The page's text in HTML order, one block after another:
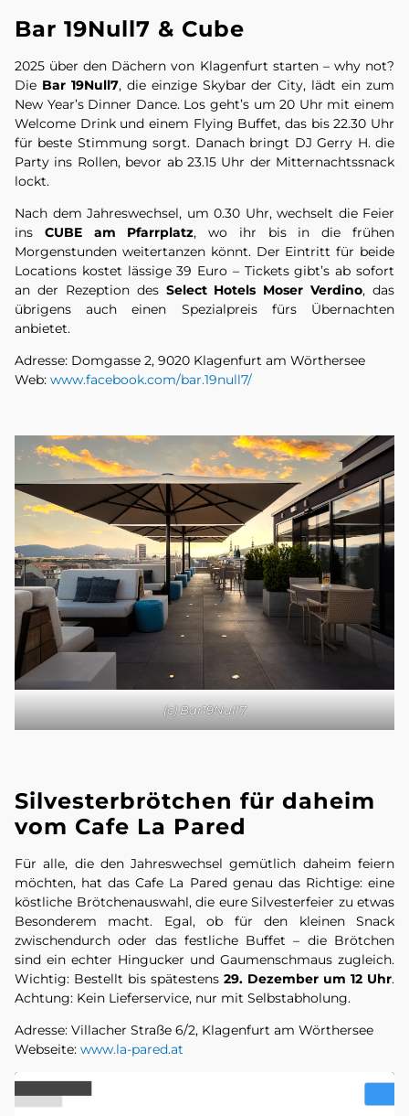
Bar 19Null7 & Cube
2025 über den Dächern von Klagenfurt starten – why not?
Die Bar 19Null7, die einzige Skybar der City, lädt ein zum
New Year’s Dinner Dance. Los geht’s um 20 Uhr mit einem
Welcome Drink und einem Flying Buffet, das bis 22.30 Uhr
für beste Stimmung sorgt. Danach bringt DJ Gerry H. die
Party ins Rollen, bevor ab 23.15 Uhr der Mitternachtssnack
lockt.
Nach dem Jahreswechsel, um 0.30 Uhr, wechselt die Feier
ins CUBE am Pfarrplatz, wo ihr bis in die frühen
Morgenstunden weitertanzen könnt. Der Eintritt für beide
Locations kostet lässige 39 Euro – Tickets gibt’s ab sofort
an der Rezeption des Select Hotels Moser Verdino, das
übrigens auch einen Spezialpreis fürs Übernachten
anbietet.
Adresse: Domgasse 2, 9020 Klagenfurt am Wörthersee
Web: www.facebook.com/bar.19null7/
(c) Bar19Null7
Silvesterbrötchen für daheim
vom Cafe La Pared
Für alle, die den Jahreswechsel gemütlich daheim feiern
möchten, hat das Cafe La Pared genau das Richtige: eine
köstliche Brötchenauswahl, die eure Silvesterfeier zu etwas
Besonderem macht. Egal, ob für den kleinen Snack
zwischendurch oder das festliche Buffet – die Brötchen
sind ein echter Hingucker und Gaumenschmaus zugleich.
Wichtig: Bestellt bis spätestens 29. Dezember um 12 Uhr.
Achtung: Kein Lieferservice, nur mit Selbstabholung.
Adresse: Villacher Straße 6/2, Klagenfurt am Wörthersee
Webseite: www.la-pared.at